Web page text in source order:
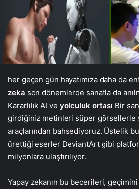
her geçen gün hayatımıza daha da
zeka son dönemlerde sanatla da
Kararlılık AI ve yolculuk ortası Bir
girdiğiniz metinleri süper görsellerle
araçlarından bahsediyoruz. Üstelik
ürettiği eserler DeviantArt gibi
milyonlara ulaştırılıyor.
Yapay zekanın bu becerileri,